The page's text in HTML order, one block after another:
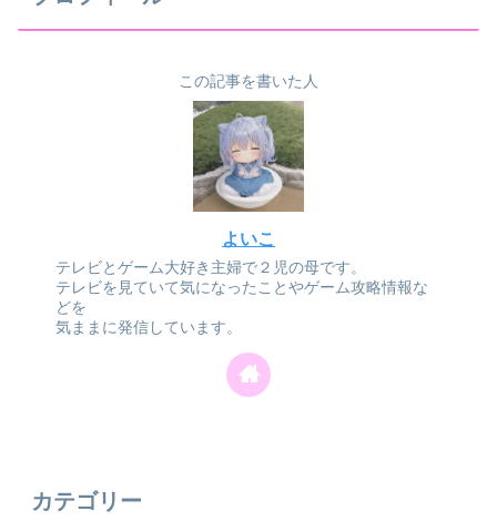
この記事を書いた人
よいこ
テレビとゲーム大好き主婦で２児の母です。
テレビを見ていて気になったことやゲーム攻略情報な
どを
気ままに発信しています。
カテゴリー